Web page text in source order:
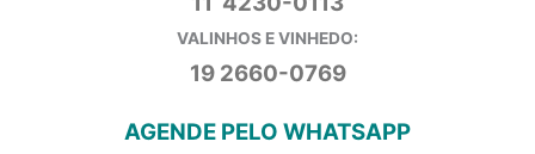
VALINHOS E VINHEDO:
19 2660-0769
AGENDE PELO WHATSAPP